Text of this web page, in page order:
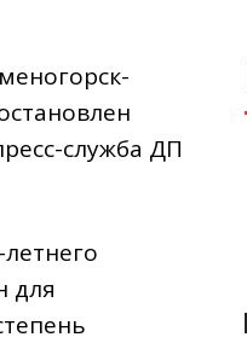
служба ДП
для